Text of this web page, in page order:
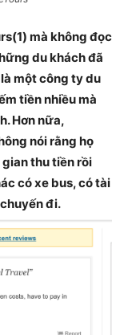
mà không đọc
du khách đã
một công ty du
tiền nhiều mà
Hơn nữa,
nói rằng họ
thu tiền rồi
có xe bus, có tài
đi.